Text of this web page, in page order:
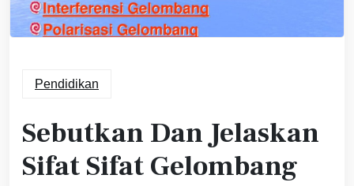
Pendidikan
Sebutkan Dan Jelaskan
Sifat Sifat Gelombang